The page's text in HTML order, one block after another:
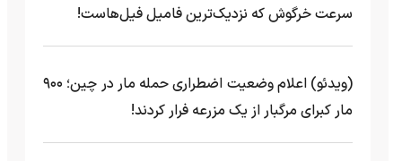
سرعت خرگوش که نزدیک‌ترین فامیل فیل‌هاست!
(ویدئو) اعلام وضعیت اضطراری حمله مار‌ در چین؛ ۹۰۰
مار کبرای مرگبار از یک مزرعه‌ فرار کردند!